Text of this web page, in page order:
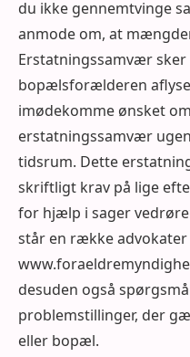
du ikke gennemtvinge
anmode om, at
Erstatningssamvær
bopælsforælderen
imødekomme ønsket
erstatningssamvær
tidsrum. Dette
skriftligt krav på lige
for hjælp i sager
står en række advokater
desuden også
problemstillinger, der
eller bopæl.